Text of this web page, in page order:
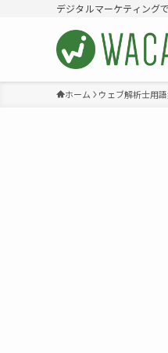
デジタルマーケティング
ホーム ウェブ解析士用